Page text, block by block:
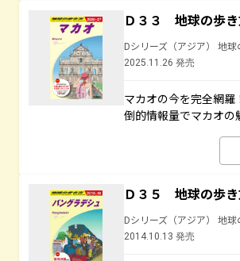
Ｄ３３ 地球の歩
Dシリーズ（アジア） 地
2025.11.26 発売
マカオの今を完全網
倒的情報量でマカオの
Ｄ３５ 地球の歩
Dシリーズ（アジア） 地
2014.10.13 発売